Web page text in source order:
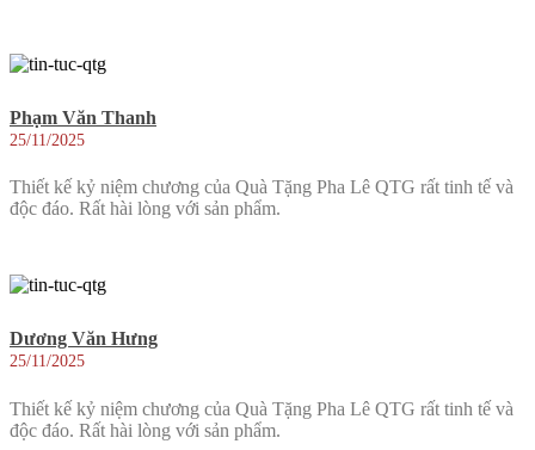
Phạm Văn Thanh
25/11/2025
Thiết kế kỷ niệm chương của Quà Tặng Pha Lê QTG rất tinh tế và
độc đáo. Rất hài lòng với sản phẩm.
Dương Văn Hưng
25/11/2025
Thiết kế kỷ niệm chương của Quà Tặng Pha Lê QTG rất tinh tế và
độc đáo. Rất hài lòng với sản phẩm.